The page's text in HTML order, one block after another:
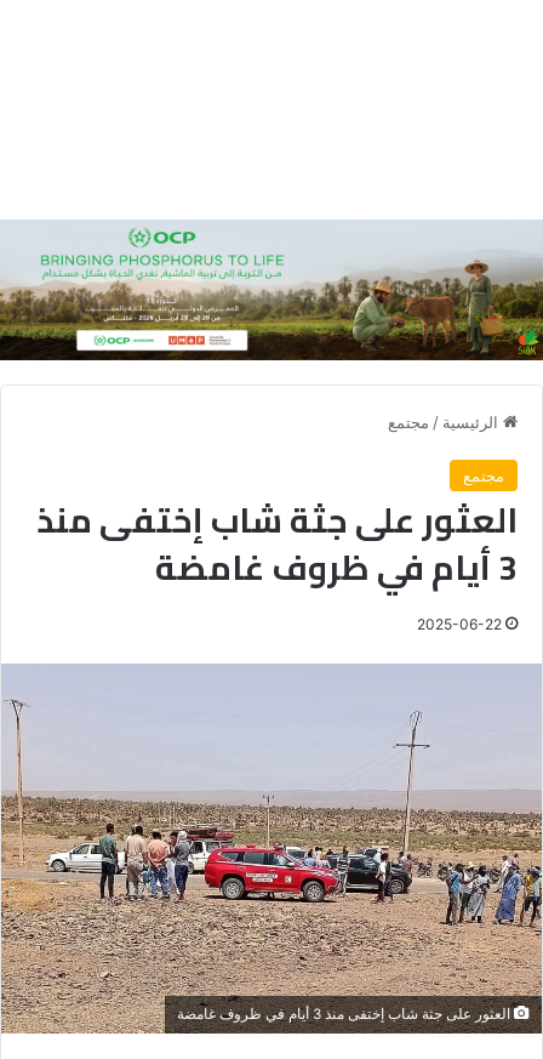
الرئيسية / مجتمع
مجتمع
العثور على جثة شاب إختفى منذ
3 أيام في ظروف غامضة
2025-06-22
العثور على جثة شاب إختفى منذ 3 أيام في ظروف غامضة